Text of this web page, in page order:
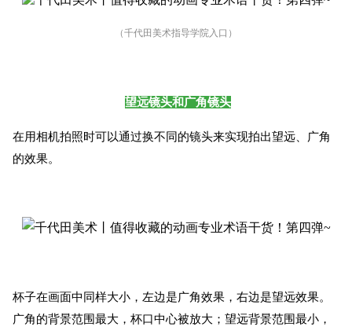
（千代田美术指导学院入口）
望远镜头和广角镜头
在用相机拍照时可以通过换不同的镜头来实现拍出望远、广角
的效果。
杯子在画面中同样大小，左边是广角效果，右边是望远效果。
广角的背景范围最大，杯口中心被放大；望远背景范围最小，